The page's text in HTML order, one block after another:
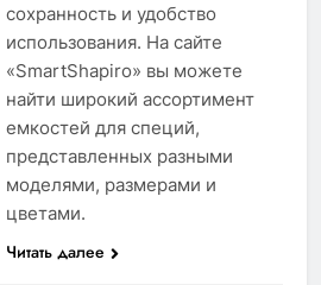
сохранность и удобство
использования. На сайте
«SmartShapiro» вы можете
найти широкий ассортимент
емкостей для специй,
представленных разными
моделями, размерами и
цветами.
Читать далее